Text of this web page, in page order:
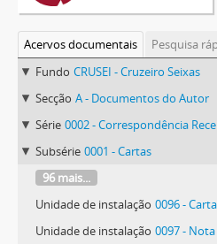
Acervos documentais
Pesquisa
Fundo CRUSEI - Cruzeiro Seixas
Secção A - Documentos do Autor
Série 0002 - Correspondência
Subsérie 0001 - Cartas
96 mais...
Unidade de instalação 0096 -
Unidade de instalação 0097 -